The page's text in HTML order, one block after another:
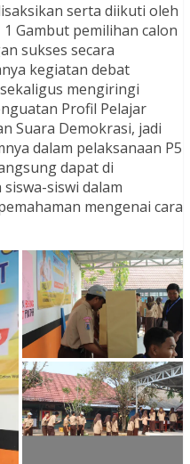
serta diikuti oleh
Gambut pemilihan calon
sukses secara
kegiatan debat
mengiringi
Profil Pelajar
Suara Demokrasi, jadi
dalam pelaksanaan P5
dapat di
siswi dalam
mengenai cara